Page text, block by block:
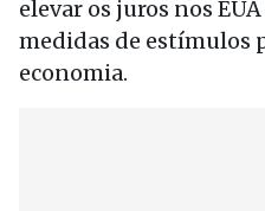
elevar os juros nos
medidas de estímulos
economia.